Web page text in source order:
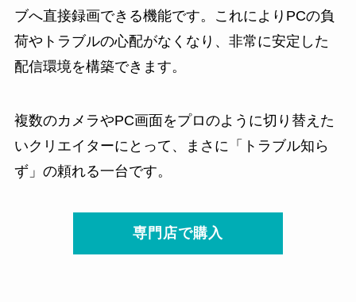
ブへ直接録画できる機能です。これによりPCの負
荷やトラブルの心配がなくなり、非常に安定した
配信環境を構築できます。
複数のカメラやPC画面をプロのように切り替えた
いクリエイターにとって、まさに「トラブル知ら
ず」の頼れる一台です。
専門店で購入